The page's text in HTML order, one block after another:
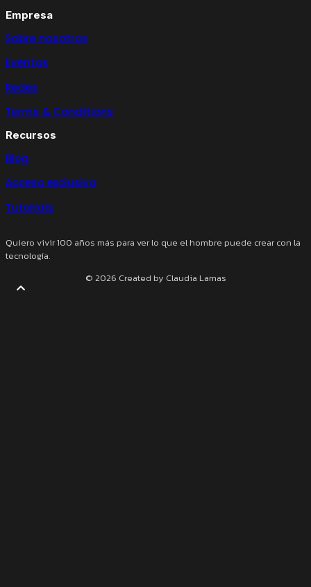
Empresa
Sobre nosotros
Eventos
Redes
Terms & Conditions
Recursos
Blog
Acceso exclusivo
Tutorials
Quiero vivir 100 años más para ver lo que el hombre puede crear con la
tecnología.
© 2026 Created by Claudia Lamas